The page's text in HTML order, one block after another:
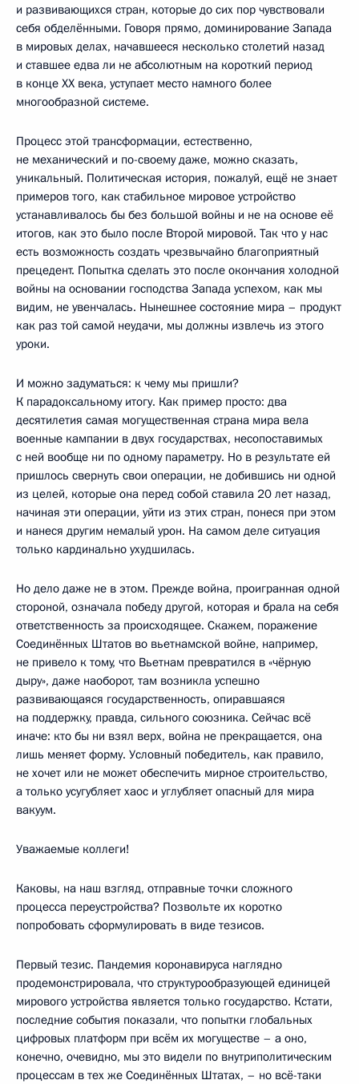
и развивающихся стран, которые до сих пор чувствовали
себя обделёнными. Говоря прямо, доминирование Запада
в мировых делах, начавшееся несколько столетий назад
и ставшее едва ли не абсолютным на короткий период
в конце XX века, уступает место намного более
многообразной системе.
Процесс этой трансформации, естественно,
не механический и по-своему даже, можно сказать,
уникальный. Политическая история, пожалуй, ещё не знает
примеров того, как стабильное мировое устройство
устанавливалось бы без большой войны и не на основе её
итогов, как это было после Второй мировой. Так что у нас
есть возможность создать чрезвычайно благоприятный
прецедент. Попытка сделать это после окончания холодной
войны на основании господства Запада успехом, как мы
видим, не увенчалась. Нынешнее состояние мира – продукт
как раз той самой неудачи, мы должны извлечь из этого
уроки.
И можно задуматься: к чему мы пришли?
К парадоксальному итогу. Как пример просто: два
десятилетия самая могущественная страна мира вела
военные кампании в двух государствах, несопоставимых
с ней вообще ни по одному параметру. Но в результате ей
пришлось свернуть свои операции, не добившись ни одной
из целей, которые она перед собой ставила 20 лет назад,
начиная эти операции, уйти из этих стран, понеся при этом
и нанеся другим немалый урон. На самом деле ситуация
только кардинально ухудшилась.
Но дело даже не в этом. Прежде война, проигранная одной
стороной, означала победу другой, которая и брала на себя
ответственность за происходящее. Скажем, поражение
Соединённых Штатов во вьетнамской войне, например,
не привело к тому, что Вьетнам превратился в «чёрную
дыру», даже наоборот, там возникла успешно
развивающаяся государственность, опиравшаяся
на поддержку, правда, сильного союзника. Сейчас всё
иначе: кто бы ни взял верх, война не прекращается, она
лишь меняет форму. Условный победитель, как правило,
не хочет или не может обеспечить мирное строительство,
а только усугубляет хаос и углубляет опасный для мира
вакуум.
Уважаемые коллеги!
Каковы, на наш взгляд, отправные точки сложного
процесса переустройства? Позвольте их коротко
попробовать сформулировать в виде тезисов.
Первый тезис. Пандемия коронавируса наглядно
продемонстрировала, что структурообразующей единицей
мирового устройства является только государство. Кстати,
последние события показали, что попытки глобальных
цифровых платформ при всём их могуществе – а оно,
конечно, очевидно, мы это видели по внутриполитическим
процессам в тех же Соединённых Штатах, – но всё-таки